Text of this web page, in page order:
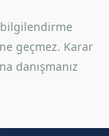
geçmez. Karar
danışmanız